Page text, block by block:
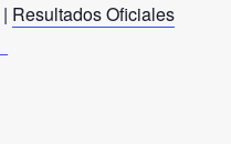
| Resultados Oficiales